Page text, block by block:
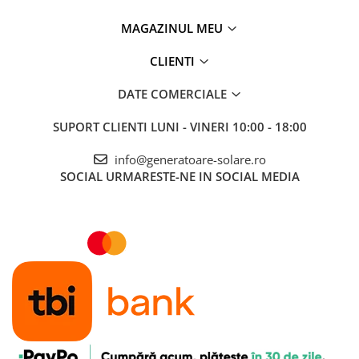
MAGAZINUL MEU
CLIENTI
DATE COMERCIALE
SUPORT CLIENTI LUNI - VINERI 10:00 - 18:00
info@generatoare-solare.ro
SOCIAL URMARESTE-NE IN SOCIAL MEDIA